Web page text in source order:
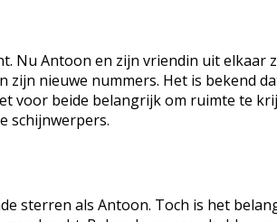
Nu Antoon en zijn vriendin uit
nieuwe nummers. Het is bekend
voor beide belangrijk om ruimte te
schijnwerpers.
sterren als Antoon. Toch is het